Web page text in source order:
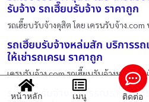
รับจ้าง รถเฮี๊ยบรับจ้าง ราคาถูก
รถเฮี๊ยบรับจ้างดุสิต โดย เครนรับจ้าง.com
รถเฮี๊ยบรับจ้างหล่มสัก บริการรถ
ให้เช่ารถเครน ราคาถูก
เครนรับจ้าง.com รถเฮี๊ยบรับจ้างหล่มสัก
รถเครนรับจ้างถ้ำพรรณรา บริก
หน้าหลัก เมนู ติดต่อ